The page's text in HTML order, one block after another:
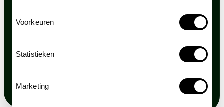
Voorkeuren
Statistieken
Marketing
Memberships
About ARTIS
Support ARTIS
Need help?
Frequently asked questions